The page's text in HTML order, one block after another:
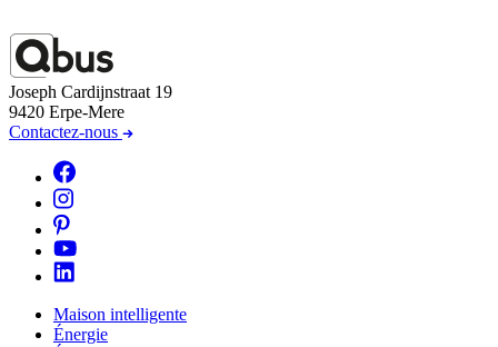
Joseph Cardijnstraat 19
9420 Erpe-Mere
Contactez-nous
Maison intelligente
Énergie